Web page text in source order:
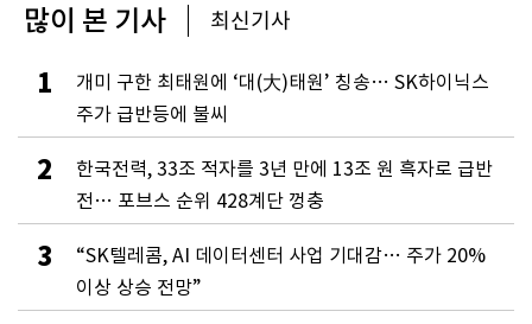
많이 본 기사 최신기사
1
개미 구한 최태원에 ‘대(大)태원’ 칭송… SK하이닉스
주가 급반등에 불씨
2
한국전력, 33조 적자를 3년 만에 13조 원 흑자로 급반
전… 포브스 순위 428계단 껑충
3
“SK텔레콤, AI 데이터센터 사업 기대감… 주가 20%
이상 상승 전망”